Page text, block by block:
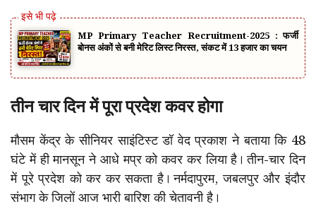
MP Primary Teacher Recruitment-2025 : फर्जी
बोनस अंकों से बनी मेरिट लिस्ट निरस्त, संकट में 13 हजार का चयन
तीन चार दिन में पूरा प्रदेश कवर होगा
मौसम केंद्र के सीनियर साइंटिस्ट डॉ वेद प्रकाश ने बताया कि 48
घंटे में ही मानसून ने आधे मप्र को कवर कर लिया है। तीन-चार दिन
में पूरे प्रदेश को कर कर सकता है। नर्मदापुरम, जबलपुर और इंदौर
संभाग के जिलों आज भारी बारिश की चेतावनी है।